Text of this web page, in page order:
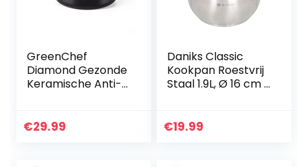
GreenChef
Diamond Gezonde
Keramische Anti-
met Deksel en 2
€29.99
Daniks Classic
Kookpan Roestvrij
Staal 1.9L, Ø 16 cm |
Glazen Deksel |
€19.99